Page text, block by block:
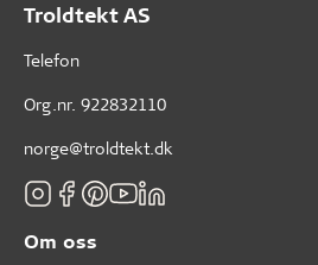
Troldtekt AS
Telefon
Org.nr. 922832110
norge@troldtekt.dk
Om oss